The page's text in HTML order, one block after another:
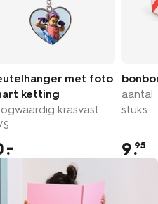
met foto
ketting
krasvast
aantal:
stuks
9.95